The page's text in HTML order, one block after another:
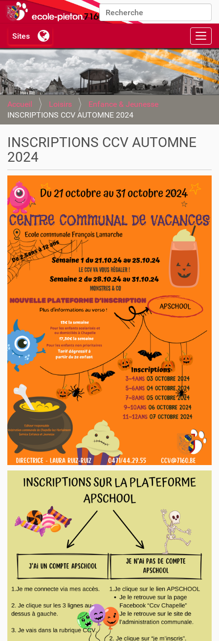
Chercher par
Recherche avancée…
Accueil Loisirs
Enfance & Jeunesse
INSCRIPTIONS CCV AUTOMNE 2024
INSCRIPTIONS CCV AUTOMNE
2024